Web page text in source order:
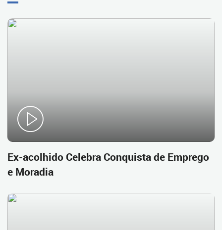
Ex-acolhido Celebra Conquista de Emprego
e Moradia